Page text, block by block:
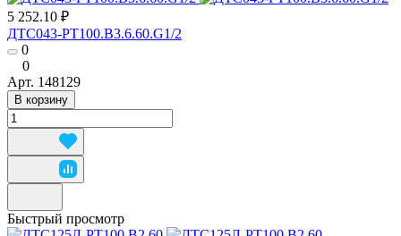
5 252.10 ₽
ДТС043-РТ100.В3.6.60.G1/2
0
0
Арт. 148129
В корзину
Быстрый просмотр